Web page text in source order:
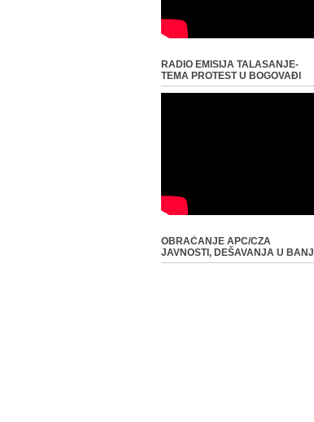
RADIO EMISIJA TALASANJE-
TEMA PROTEST U BOGOVAĐI
OBRAĆANJE APC/CZA
JAVNOSTI, DEŠAVANJA U BANJI